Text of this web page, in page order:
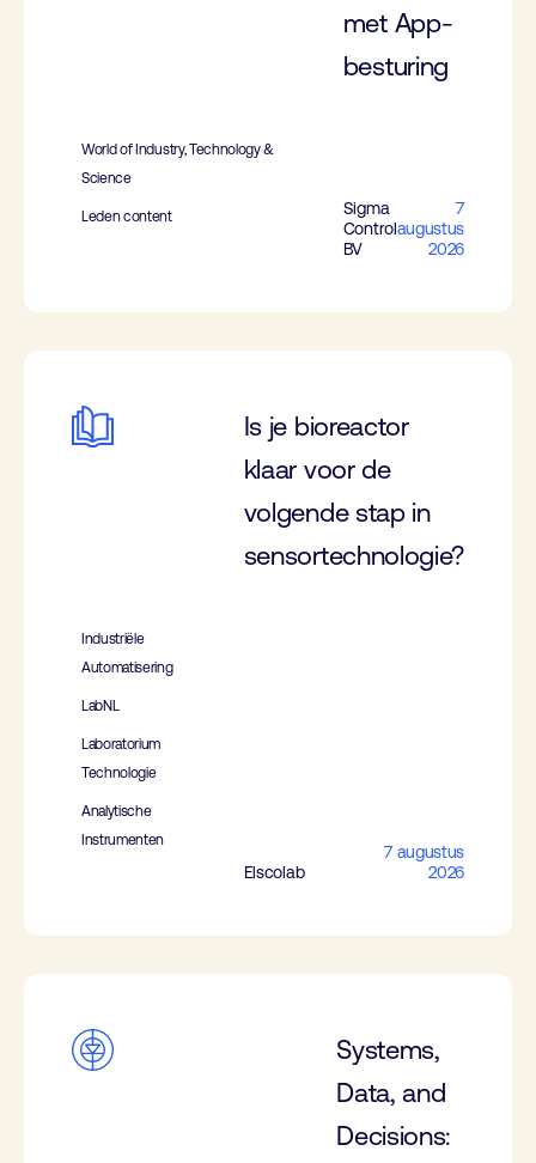
met App-
besturing
World of Industry, Technology &
Science
Leden content
Sigma
Control
BV
7
augustus
2026
Is je bioreactor
klaar voor de
volgende stap in
sensortechnologie?
Industriële
Automatisering
LabNL
Laboratorium
Technologie
Analytische
Instrumenten
Elscolab
7 augustus
2026
Systems,
Data, and
Decisions: